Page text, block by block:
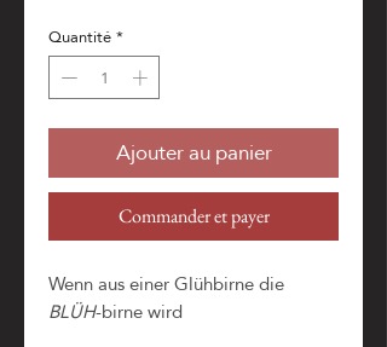
Quantité*
Ajouter au panier
Commander et payer
Wenn aus einer Glühbirne die
BLÜH-birne wird